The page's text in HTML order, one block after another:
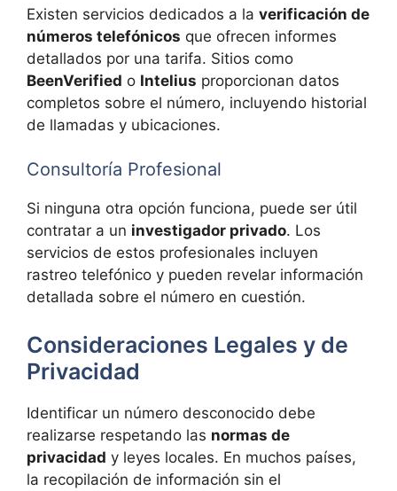
Existen servicios dedicados a la verificación de
números telefónicos que ofrecen informes
detallados por una tarifa. Sitios como
BeenVerified o Intelius proporcionan datos
completos sobre el número, incluyendo historial
de llamadas y ubicaciones.
Consultoría Profesional
Si ninguna otra opción funciona, puede ser útil
contratar a un investigador privado. Los
servicios de estos profesionales incluyen
rastreo telefónico y pueden revelar información
detallada sobre el número en cuestión.
Consideraciones Legales y de
Privacidad
Identificar un número desconocido debe
realizarse respetando las normas de
privacidad y leyes locales. En muchos países,
la recopilación de información sin el